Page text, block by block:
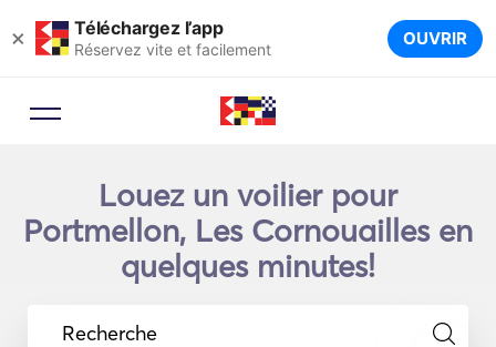
× Téléchargez l’app
Réservez vite et facilement OUVRIR
Louez un voilier pour
Portmellon, Les Cornouailles en
quelques minutes!
Recherche